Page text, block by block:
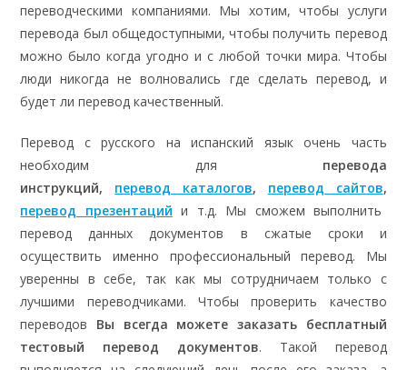
переводческими компаниями. Мы хотим, чтобы услуги
перевода был общедоступными, чтобы получить перевод
можно было когда угодно и с любой точки мира. Чтобы
люди никогда не волновались где сделать перевод, и
будет ли перевод качественный.
Перевод с русского на испанский язык очень часть
необходим для перевода
инструкций, перевод каталогов, перевод сайтов,
перевод презентаций и т.д. Мы сможем выполнить
перевод данных документов в сжатые сроки и
осуществить именно профессиональный перевод. Мы
уверенны в себе, так как мы сотрудничаем только с
лучшими переводчиками. Чтобы проверить качество
переводов Вы всегда можете заказать бесплатный
тестовый перевод документов. Такой перевод